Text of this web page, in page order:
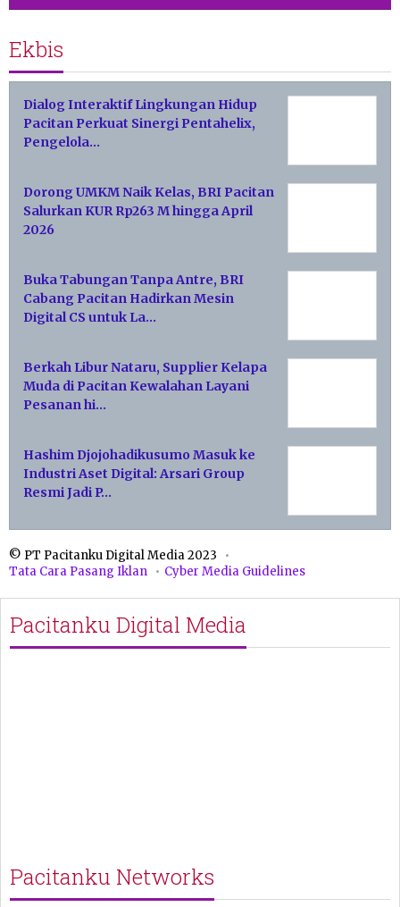
Ekbis
Dialog Interaktif Lingkungan Hidup
Pacitan Perkuat Sinergi Pentahelix,
Pengelola…
Dorong UMKM Naik Kelas, BRI Pacitan
Salurkan KUR Rp263 M hingga April
2026
Buka Tabungan Tanpa Antre, BRI
Cabang Pacitan Hadirkan Mesin
Digital CS untuk La…
Berkah Libur Nataru, Supplier Kelapa
Muda di Pacitan Kewalahan Layani
Pesanan hi…
Hashim Djojohadikusumo Masuk ke
Industri Aset Digital: Arsari Group
Resmi Jadi P…
© PT Pacitanku Digital Media 2023
Tata Cara Pasang Iklan
Cyber Media Guidelines
Pacitanku Digital Media
Pacitanku Networks